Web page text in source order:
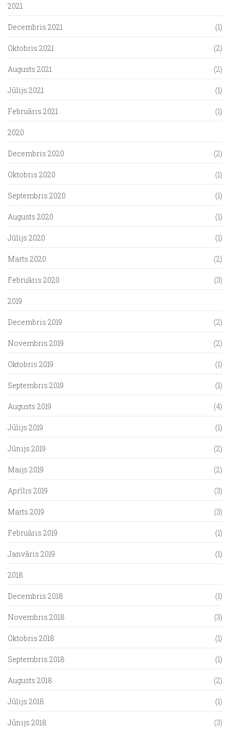
2021
Decembris 2021 (1)
Oktobris 2021 (2)
Augusts 2021 (2)
Jūlijs 2021 (1)
Februāris 2021 (1)
2020
Decembris 2020 (2)
Oktobris 2020 (1)
Septembris 2020 (1)
Augusts 2020 (1)
Jūlijs 2020 (1)
Marts 2020 (2)
Februāris 2020 (3)
2019
Decembris 2019 (2)
Novembris 2019 (2)
Oktobris 2019 (1)
Septembris 2019 (1)
Augusts 2019 (4)
Jūlijs 2019 (1)
Jūnijs 2019 (2)
Maijs 2019 (2)
Aprīlis 2019 (3)
Marts 2019 (3)
Februāris 2019 (1)
Janvāris 2019 (1)
2018
Decembris 2018 (1)
Novembris 2018 (3)
Oktobris 2018 (1)
Septembris 2018 (1)
Augusts 2018 (2)
Jūlijs 2018 (1)
Jūnijs 2018 (3)